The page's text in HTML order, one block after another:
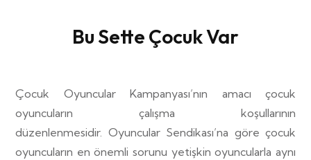
Bu Sette Çocuk Var
Çocuk Oyuncular Kampanyası’nın amacı çocuk
oyuncuların çalışma koşullarının
düzenlenmesidir. Oyuncular Sendikası’na göre çocuk
oyuncuların en önemli sorunu yetişkin oyuncularla aynı